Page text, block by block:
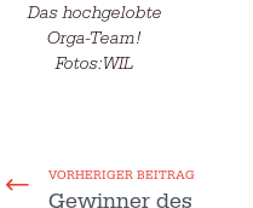
Das hochgelobte
Orga-Team!
Fotos:WIL
VORHERIGER BEITRAG
Gewinner des